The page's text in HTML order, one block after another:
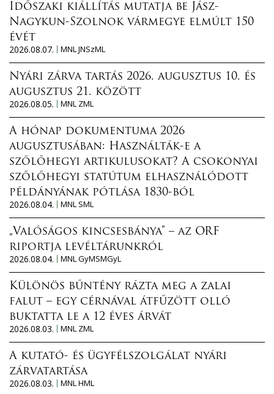
Időszaki kiállítás mutatja be Jász-
Nagykun-Szolnok vármegye elmúlt 150
évét
2026.08.07.
MNL JNSzML
Nyári zárva tartás 2026. augusztus 10. és
augusztus 21. között
2026.08.05.
MNL ZML
A hónap dokumentuma 2026
augusztusában: Használták-e a
szőlőhegyi artikulusokat? A csokonyai
szőlőhegyi statútum elhasználódott
példányának pótlása 1830-ból
2026.08.04.
MNL SML
„Valóságos kincsesbánya” – az ORF
riportja levéltárunkról
2026.08.04.
MNL GyMSMGyL
Különös bűntény rázta meg a zalai
falut – egy cérnával átfűzött olló
buktatta le a 12 éves árvát
2026.08.03.
MNL ZML
A kutató- és ügyfélszolgálat nyári
zárvatartása
2026.08.03.
MNL HML